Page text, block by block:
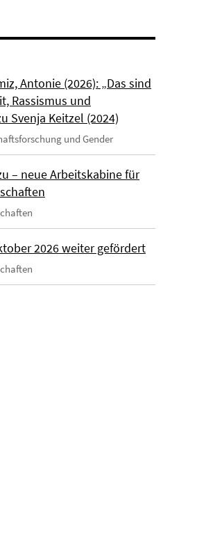
Antonie (2026): „Das sind
Rassismus und
Svenja Keitzel (2024)
und Gender
– neue Arbeitskabine für
2026 weiter gefördert